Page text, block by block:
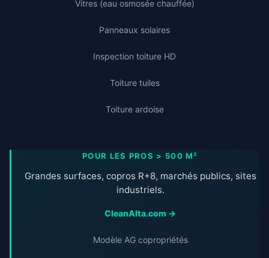
Vitres (eau osmosée chauffée)
Panneaux solaires
Inspection toiture HD
Toiture tuiles
Toiture ardoise
POUR LES PROS > 500 M²
Grandes surfaces, copros R+8, marchés publics, sites
industriels.
CleanAlta.com →
Modèle AG copropriétés